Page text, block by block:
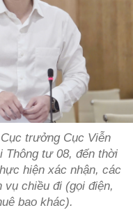
trưởng Cục Viễn
Thông tư 08, đến thời
hiện xác nhận, các
vụ chiều đi (gọi điện,
bao khác).